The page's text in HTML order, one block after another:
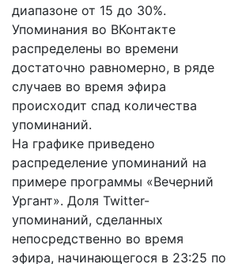
диапазоне от 15 до 30%.
Упоминания во ВКонтакте
распределены во времени
достаточно равномерно, в ряде
случаев во время эфира
происходит спад количества
упоминаний.
На графике приведено
распределение упоминаний на
примере программы «Вечерний
Ургант». Доля Twitter-
упоминаний, сделанных
непосредственно во время
эфира, начинающегося в 23:25 по